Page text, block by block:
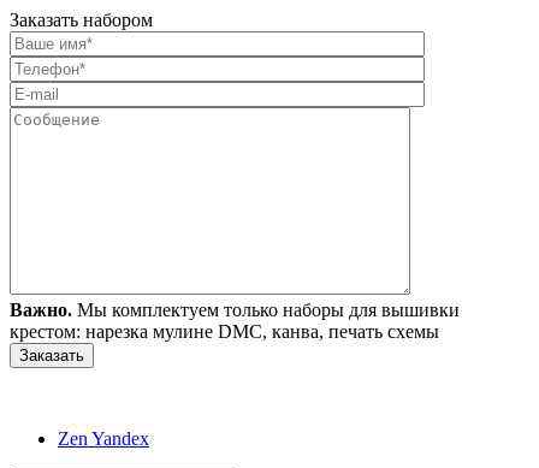
Заказать набором
Важно. Мы комплектуем только наборы для вышивки
крестом: нарезка мулине DMC, канва, печать схемы
Zen Yandex